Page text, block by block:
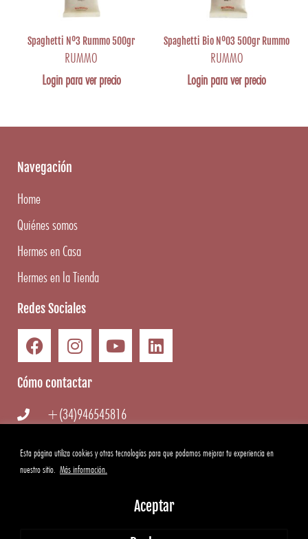
Esta página utiliza cookies y otras tecnologías para que podamos mejorar tu experiencia en
nuestro sitio. Más información.
Aceptar
Spaghetti Nº3 Rummo 500gr
RUMMO
Login para ver precio
Spaghetti Bio Nº03 500gr Rummo
RUMMO
Login para ver precio
Navegación
Home
Quiénes somos
Hermes en Casa
Hermes en la Tienda
Redes Sociales
Cómo contactar
+(34)946545816
info@hermesgourmet.com
WhatsApp